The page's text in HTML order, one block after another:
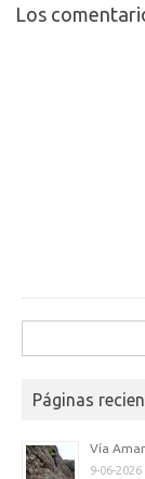
Los
Páginas
Vía
9-06-2026